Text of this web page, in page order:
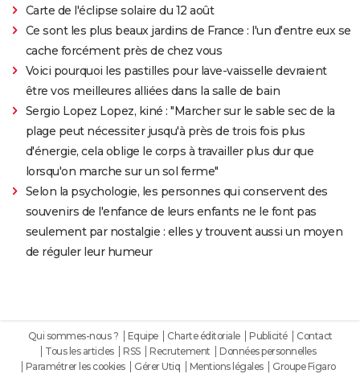
Carte de l'éclipse solaire du 12 août
Ce sont les plus beaux jardins de France : l'un d'entre eux se
cache forcément près de chez vous
Voici pourquoi les pastilles pour lave-vaisselle devraient
être vos meilleures alliées dans la salle de bain
Sergio Lopez Lopez, kiné : "Marcher sur le sable sec de la
plage peut nécessiter jusqu'à près de trois fois plus
d'énergie, cela oblige le corps à travailler plus dur que
lorsqu'on marche sur un sol ferme"
Selon la psychologie, les personnes qui conservent des
souvenirs de l'enfance de leurs enfants ne le font pas
seulement par nostalgie : elles y trouvent aussi un moyen
de réguler leur humeur
Qui sommes-nous ? Equipe Charte éditoriale Publicité
Contact
Tous les articles
RSS Recrutement
Données personnelles
Paramétrer les cookies
Gérer Utiq Mentions légales Groupe Figaro